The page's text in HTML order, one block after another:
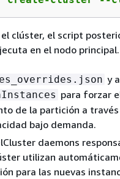
clúster, el script
en el nodo
y
para forzar
de la partición a
bajo demanda.
daemons
utilizan
para las nuevas